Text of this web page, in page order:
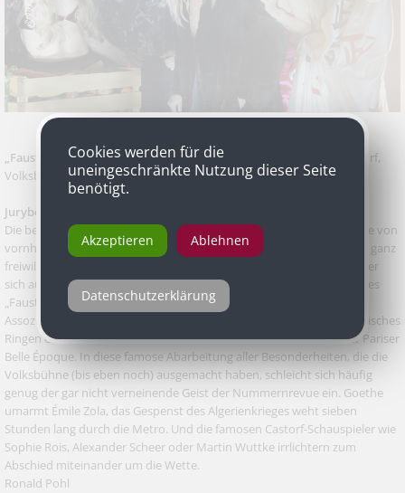
„Faust“
von Johann Wolfgang von Goethe, Inszenierung Frank Castorf,
Volksbühne Berlin
Jurybegründung
Die berühmte Wette um Fausts Seele wird in der Berliner Volksbühne von
vornherein verlorengegeben. Frank Castorf verlässt sein Haus, nicht ganz
freiwillig, nach einem Vierteljahrhundert. Zum Abschiednehmen hat er
sich ausgerechnet der Deutschen liebstes Drama ausgesucht: Goethes
„Faust“. Tatsächlich hat der Großmeister der szenischen
Assoziationskunst alles ausgespart, was auch nur von ferne an faustisches
Ringen erinnern könnte. Auf der Bühne steht eine Geisterbahn der Pariser
Belle Époque. In diese famose Abarbeitung aller Besonderheiten, die die
Volksbühne (bis eben noch) ausgemacht haben, schleicht sich häufig
genug der gar nicht verneinende Geist der Nummernrevue ein. Goethe
umarmt Émile Zola, das Gespenst des Algerienkrieges weht sieben
Stunden lang durch die Metro. Und die famosen Castorf-Schauspieler wie
Sophie Rois, Alexander Scheer oder Martin Wuttke irrlichtern zum
Abschied miteinander um die Wette.
Ronald Pohl
Cookies werden für die
uneingeschränkte Nutzung dieser Seite
benötigt.
Akzeptieren Ablehnen
Datenschutzerklärung